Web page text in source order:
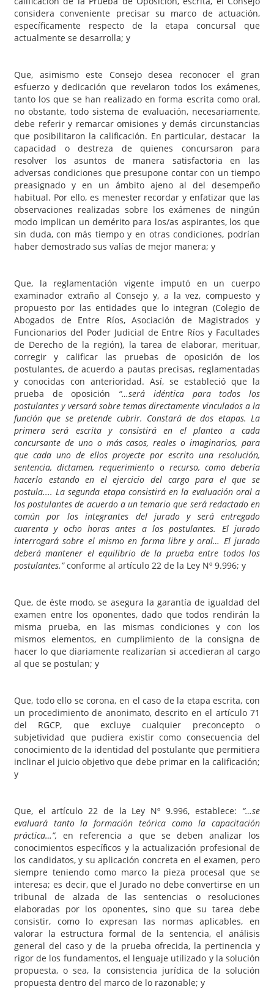
considera conveniente precisar su marco de actuación,
específicamente respecto de la etapa concursal que
actualmente se desarrolla; y
Que, asimismo este Consejo desea reconocer el gran
esfuerzo y dedicación que revelaron todos los exámenes,
tanto los que se han realizado en forma escrita como oral,
no obstante, todo sistema de evaluación, necesariamente,
debe referir y remarcar omisiones y demás circunstancias
que posibilitaron la calificación. En particular, destacar la
capacidad o destreza de quienes concursaron para
resolver los asuntos de manera satisfactoria en las
adversas condiciones que presupone contar con un tiempo
preasignado y en un ámbito ajeno al del desempeño
habitual. Por ello, es menester recordar y enfatizar que las
observaciones realizadas sobre los exámenes de ningún
modo implican un demérito para los/as aspirantes, los que
sin duda, con más tiempo y en otras condiciones, podrían
haber demostrado sus valías de mejor manera; y
Que, la reglamentación vigente imputó en un cuerpo
examinador extraño al Consejo y, a la vez, compuesto y
propuesto por las entidades que lo integran (Colegio de
Abogados de Entre Ríos, Asociación de Magistrados y
Funcionarios del Poder Judicial de Entre Ríos y Facultades
de Derecho de la región), la tarea de elaborar, merituar,
corregir y calificar las pruebas de oposición de los
postulantes, de acuerdo a pautas precisas, reglamentadas
y conocidas con anterioridad. Así, se estableció que la
prueba de oposición “…será idéntica para todos los
postulantes y versará sobre temas directamente vinculados a la
función que se pretende cubrir. Constará de dos etapas. La
primera será escrita y consistirá en el planteo a cada
concursante de uno o más casos, reales o imaginarios, para
que cada uno de ellos proyecte por escrito una resolución,
sentencia, dictamen, requerimiento o recurso, como debería
hacerlo estando en el ejercicio del cargo para el que se
postula.... La segunda etapa consistirá en la evaluación oral a
los postulantes de acuerdo a un temario que será redactado en
común por los integrantes del jurado y será entregado
cuarenta y ocho horas antes a los postulantes. El jurado
interrogará sobre el mismo en forma libre y oral… El jurado
deberá mantener el equilibrio de la prueba entre todos los
postulantes.”conforme al artículo 22 de la Ley Nº 9.996; y
Que, de éste modo, se asegura la garantía de igualdad del
examen entre los oponentes, dado que todos rendirán la
misma prueba, en las mismas condiciones y con los
mismos elementos, en cumplimiento de la consigna de
hacer lo que diariamente realizarían si accedieran al cargo
al que se postulan; y
Que, todo ello se corona, en el caso de la etapa escrita, con
un procedimiento de anonimato, descrito en el artículo 71
del RGCP, que excluye cualquier preconcepto o
subjetividad que pudiera existir como consecuencia del
conocimiento de la identidad del postulante que permitiera
inclinar el juicio objetivo que debe primar en la calificación;
y
Que, el artículo 22 de la Ley Nº 9.996, establece: “…se
evaluará tanto la formación teórica como la capacitación
práctica…”, en referencia a que se deben analizar los
conocimientos específicos y la actualización profesional de
los candidatos, y su aplicación concreta en el examen, pero
siempre teniendo como marco la pieza procesal que se
interesa; es decir, que el Jurado no debe convertirse en un
tribunal de alzada de las sentencias o resoluciones
elaboradas por los oponentes, sino que su tarea debe
consistir, como lo expresan las normas aplicables, en
valorar la estructura formal de la sentencia, el análisis
general del caso y de la prueba ofrecida, la pertinencia y
rigor de los fundamentos, el lenguaje utilizado y la solución
propuesta, o sea, la consistencia jurídica de la solución
propuesta dentro del marco de lo razonable; y